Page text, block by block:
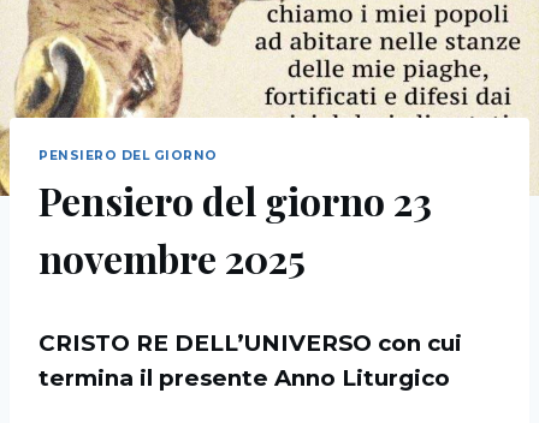
PENSIERO DEL GIORNO
Pensiero del giorno 23
novembre 2025
CRISTO RE DELL’UNIVERSO con cui
termina il presente Anno Liturgico